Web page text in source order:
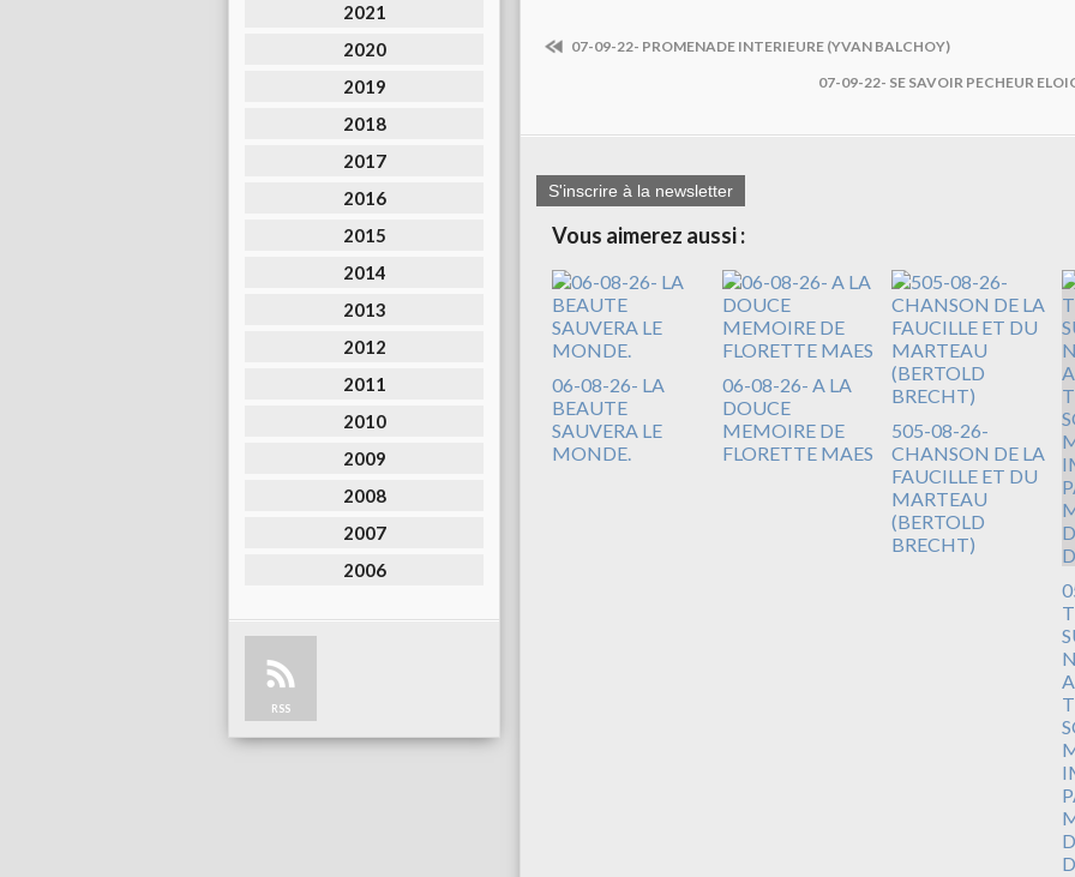
2021
2020
2019
2018
2017
2016
2015
2014
2013
2012
2011
2010
2009
2008
2007
2006
RSS
07-09-22- PROMENADE INTERIEURE (YVAN BALCHOY)
07-09-22- SE SAVOIR PECHEUR
S'inscrire à la newsletter
Vous aimerez aussi :
06-08-26- LA
BEAUTE
SAUVERA LE
MONDE.
06-08-26- A LA
DOUCE
MEMOIRE DE
FLORETTE MAES
505-08-26-
CHANSON DE LA
FAUCILLE ET DU
MARTEAU
(BERTOLD
BRECHT)